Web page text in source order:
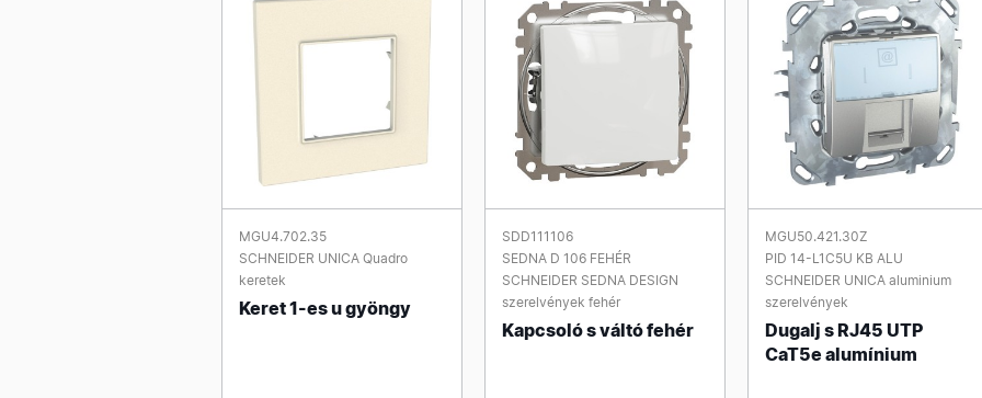
MGU4.702.35
SCHNEIDER UNICA Quadro
keretek
Keret 1-es u gyöngy
SDD111106
SEDNA D 106 FEHÉR
SCHNEIDER SEDNA DESIGN
szerelvények fehér
Kapcsoló s váltó fehér
MGU50.421.30Z
PID 14-L1C5U KB ALU
SCHNEIDER UNICA aluminium
szerelvények
Dugalj s RJ45 UTP
CaT5e alumínium